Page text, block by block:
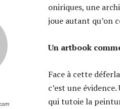
oniriques, une
joue autant qu’on
Un artbook
Face à cette
c’est une
qui tutoie la